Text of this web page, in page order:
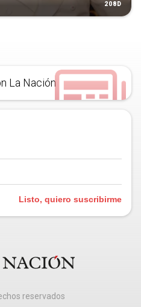
208D
La Nación
Listo, quiero suscribirme
reservados